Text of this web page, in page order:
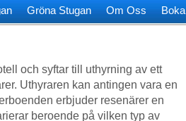
Gröna Stugan Om Oss Boka
och syftar till uthyrning av ett
Uthyraren kan antingen vara en
erbjuder resenärer en
beroende på vilken typ av